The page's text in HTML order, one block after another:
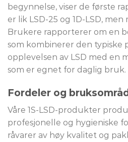
begynnelse, viser de første
er lik LSD-25 og 1D-LSD,
Brukere rapporterer om en
som kombinerer den typiske
opplevelsen av LSD med en
som er egnet for daglig bruk.
Fordeler og
Våre 1S-LSD-produkter
profesjonelle og hygieniske
råvarer av høy kvalitet og